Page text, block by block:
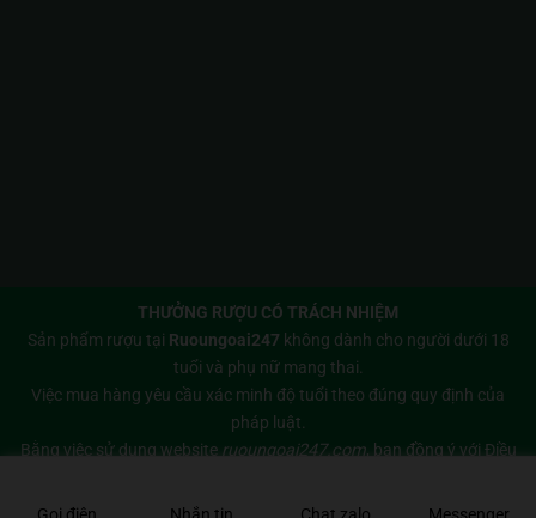
THƯỞNG RƯỢU CÓ TRÁCH NHIỆM
Sản phẩm rượu tại Ruoungoai247 không dành cho người dưới 18
tuổi và phụ nữ mang thai.
Việc mua hàng yêu cầu xác minh độ tuổi theo đúng quy định của
pháp luật.
Bằng việc sử dụng website ruoungoai247.com, bạn đồng ý với Điều
Copyright 2026 © Bản quyền thuộc về
Rượu Ngoại 247